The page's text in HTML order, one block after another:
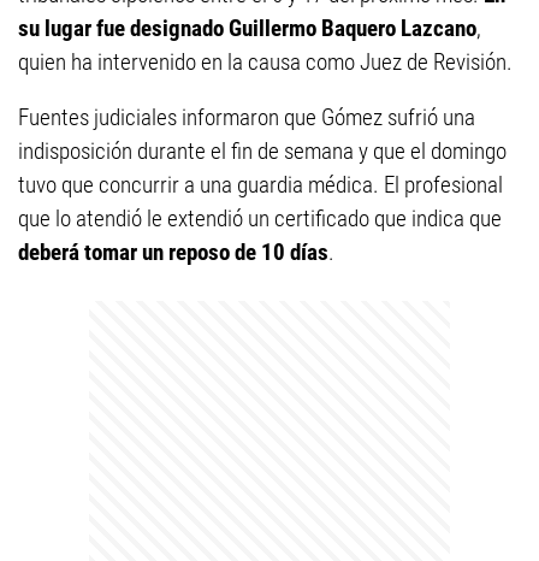
su lugar fue designado Guillermo Baquero Lazcano,
quien ha intervenido en la causa como Juez de Revisión.
Fuentes judiciales informaron que Gómez sufrió una
indisposición durante el fin de semana y que el domingo
tuvo que concurrir a una guardia médica. El profesional
que lo atendió le extendió un certificado que indica que
deberá tomar un reposo de 10 días.